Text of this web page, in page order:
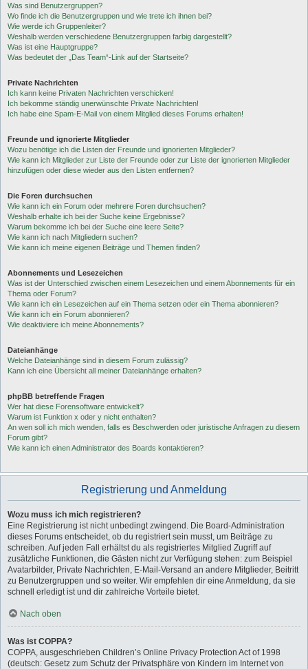
Was sind Benutzergruppen?
Wo finde ich die Benutzergruppen und wie trete ich ihnen bei?
Wie werde ich Gruppenleiter?
Weshalb werden verschiedene Benutzergruppen farbig dargestellt?
Was ist eine Hauptgruppe?
Was bedeutet der „Das Team“-Link auf der Startseite?
Private Nachrichten
Ich kann keine Privaten Nachrichten verschicken!
Ich bekomme ständig unerwünschte Private Nachrichten!
Ich habe eine Spam-E-Mail von einem Mitglied dieses Forums erhalten!
Freunde und ignorierte Mitglieder
Wozu benötige ich die Listen der Freunde und ignorierten Mitglieder?
Wie kann ich Mitglieder zur Liste der Freunde oder zur Liste der ignorierten Mitglieder
hinzufügen oder diese wieder aus den Listen entfernen?
Die Foren durchsuchen
Wie kann ich ein Forum oder mehrere Foren durchsuchen?
Weshalb erhalte ich bei der Suche keine Ergebnisse?
Warum bekomme ich bei der Suche eine leere Seite?
Wie kann ich nach Mitgliedern suchen?
Wie kann ich meine eigenen Beiträge und Themen finden?
Abonnements und Lesezeichen
Was ist der Unterschied zwischen einem Lesezeichen und einem Abonnements für ein
Thema oder Forum?
Wie kann ich ein Lesezeichen auf ein Thema setzen oder ein Thema abonnieren?
Wie kann ich ein Forum abonnieren?
Wie deaktiviere ich meine Abonnements?
Dateianhänge
Welche Dateianhänge sind in diesem Forum zulässig?
Kann ich eine Übersicht all meiner Dateianhänge erhalten?
phpBB betreffende Fragen
Wer hat diese Forensoftware entwickelt?
Warum ist Funktion x oder y nicht enthalten?
An wen soll ich mich wenden, falls es Beschwerden oder juristische Anfragen zu diesem
Forum gibt?
Wie kann ich einen Administrator des Boards kontaktieren?
Registrierung und Anmeldung
Wozu muss ich mich registrieren?
Eine Registrierung ist nicht unbedingt zwingend. Die Board-Administration
dieses Forums entscheidet, ob du registriert sein musst, um Beiträge zu
schreiben. Auf jeden Fall erhältst du als registriertes Mitglied Zugriff auf
zusätzliche Funktionen, die Gästen nicht zur Verfügung stehen: zum Beispiel
Avatarbilder, Private Nachrichten, E-Mail-Versand an andere Mitglieder, Beitritt
zu Benutzergruppen und so weiter. Wir empfehlen dir eine Anmeldung, da sie
schnell erledigt ist und dir zahlreiche Vorteile bietet.
Nach oben
Was ist COPPA?
COPPA, ausgeschrieben Children’s Online Privacy Protection Act of 1998
(deutsch: Gesetz zum Schutz der Privatsphäre von Kindern im Internet von